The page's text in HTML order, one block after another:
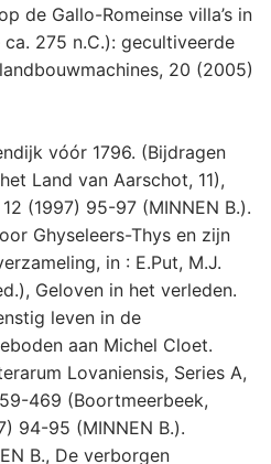
de Gallo-Romeinse villa’s in
275 n.C.): gecultiveerde
20 (2005)
vóór 1796. (Bijdragen
Land van Aarschot, 11),
(1997) 95-97 (MINNEN B.).
Ghyseleers-Thys en zijn
in : E.Put, M.J.
Geloven in het verleden.
leven in de
aan Michel Cloet.
Lovaniensis, Series A,
469 (Boortmeerbeek,
94-95 (MINNEN B.).
B., De verborgen